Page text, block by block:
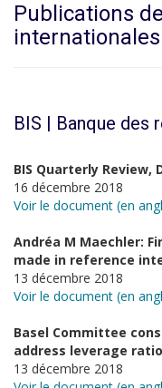
Publications
internationales
BIS | Banque des
BIS Quarterly Review,
16 décembre 2018
Voir le document (en
Andréa M Maechler:
made in reference
13 décembre 2018
Voir le document (en
Basel Committee
address leverage
13 décembre 2018